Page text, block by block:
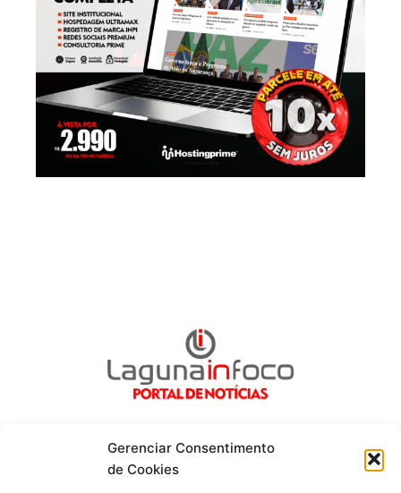
Gerenciar Consentimento
de Cookies